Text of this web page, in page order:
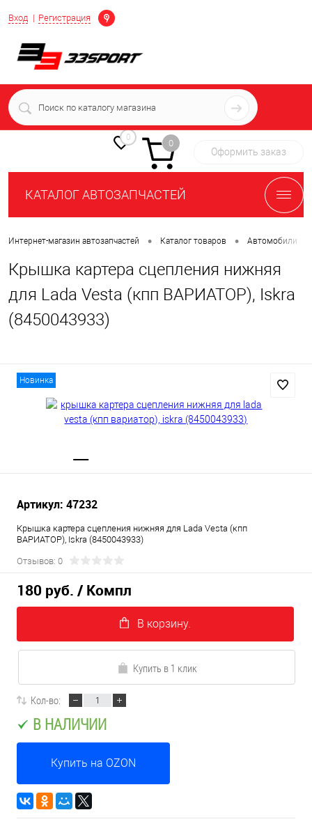
Вход Регистрация
Определение
+7 (939) 716-10-06
пн-пт 7:00-16:00 МСК
0
0
Оформить заказ
КАТАЛОГ АВТОЗАПЧАСТЕЙ
Интернет-магазин автозапчастей • Каталог товаров • Автомобили
Крышка картера сцепления нижняя
для Lada Vesta (кпп ВАРИАТОР), Iskra
(8450043933)
Новинка
Артикул: 47232
Крышка картера сцепления нижняя для Lada Vesta (кпп
ВАРИАТОР), Iskra (8450043933)
Отзывов: 0
180 руб. / Компл
В корзину.
Купить в 1 клик
Кол-во:
В НАЛИЧИИ
Купить на OZON